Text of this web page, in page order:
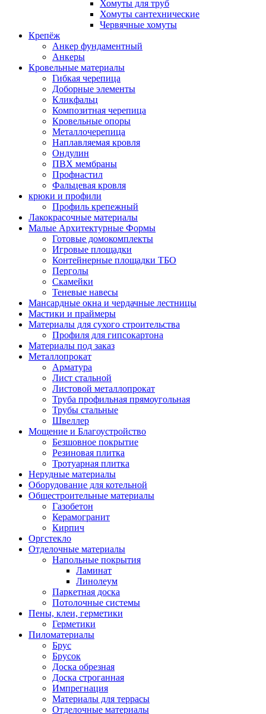
Хомуты для труб
Хомуты сантехнические
Червячные хомуты
Крепёж
Анкер фундаментный
Анкеры
Кровельные материалы
Гибкая черепица
Доборные элементы
Кликфальц
Композитная черепица
Кровельные опоры
Металлочерепица
Наплавляемая кровля
Ондулин
ПВХ мембраны
Профнастил
Фальцевая кровля
крюки и профили
Профиль крепежный
Лакокрасочные материалы
Малые Архитектурные Формы
Готовые домокомплекты
Игровые площадки
Контейнерные площадки ТБО
Перголы
Скамейки
Теневые навесы
Мансардные окна и чердачные лестницы
Мастики и праймеры
Материалы для сухого строительства
Профиля для гипсокартона
Материалы под заказ
Металлопрокат
Арматура
Лист стальной
Листовой металлопрокат
Труба профильная прямоугольная
Трубы стальные
Швеллер
Мощение и Благоустройство
Безшовное покрытие
Резиновая плитка
Тротуарная плитка
Нерудные материалы
Оборудование для котельной
Общестроительные материалы
Газобетон
Керамогранит
Кирпич
Оргстекло
Отделочные материалы
Напольные покрытия
Ламинат
Линолеум
Паркетная доска
Потолочные системы
Пены, клеи, герметики
Герметики
Пиломатериалы
Брус
Брусок
Доска обрезная
Доска строганная
Импрегнация
Материалы для террасы
Отделочные материалы